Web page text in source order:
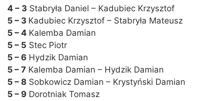
4 – 3 Stabryła Daniel – Kadubiec Krzysztof
5 – 3 Kadubiec Krzysztof – Stabryła Mateusz
5 – 4 Kalemba Damian
5 – 5 Stec Piotr
5 – 6 Hydzik Damian
5 – 7 Kalemba Damian – Hydzik Damian
5 – 8 Sobkowicz Damian – Krystyński Damian
5 – 9 Dorotniak Tomasz